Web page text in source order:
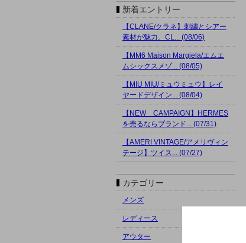
新着エントリー
【CLANE/クラネ】刺繍とシアー
素材が魅力。CL... (08/06)
【MM6 Maison Margiela/エムエ
ムシックスメゾ... (08/05)
【MIU MIU/ミュウミュウ】レイ
ヤードデザイン... (08/04)
【NEW CAMPAIGN】HERMES
を売るならブランド... (07/31)
【AMERI VINTAGE/アメリヴィン
テージ】ツイス... (07/27)
カテゴリー
メンズ
レディース
アウター